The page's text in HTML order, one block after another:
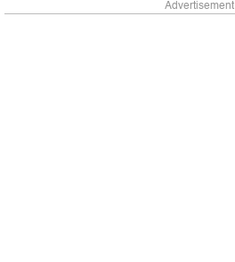
Advertisement